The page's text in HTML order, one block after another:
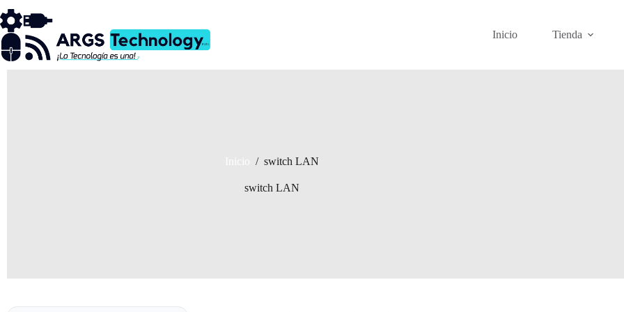
al
contenido
Inicio Tienda
/ switch LAN
switch LAN